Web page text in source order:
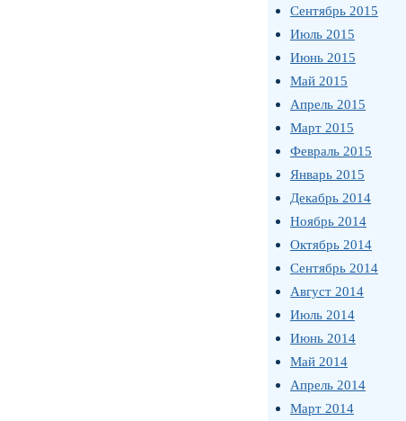
Сентябрь 2015
Июль 2015
Июнь 2015
Май 2015
Апрель 2015
Март 2015
Февраль 2015
Январь 2015
Декабрь 2014
Ноябрь 2014
Октябрь 2014
Сентябрь 2014
Август 2014
Июль 2014
Июнь 2014
Май 2014
Апрель 2014
Март 2014